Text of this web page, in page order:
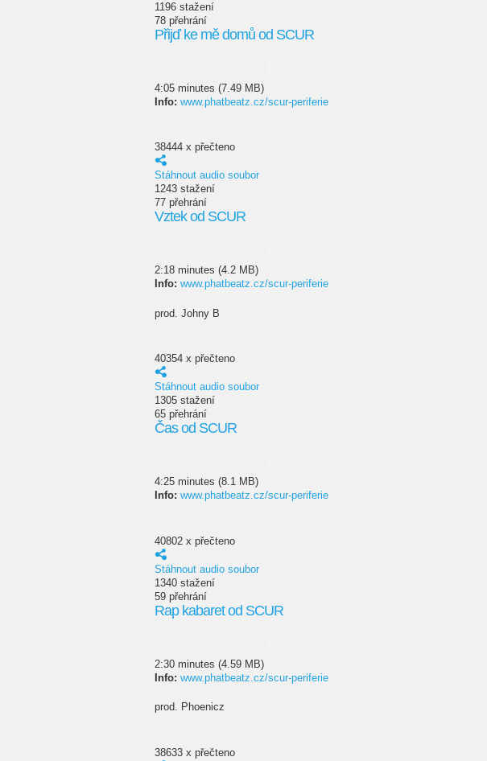
1196 stažení
78 přehrání
Přijď ke mě domů od SCUR
4:05 minutes (7.49 MB)
Info: www.phatbeatz.cz/scur-periferie
38444 x přečteno
Stáhnout audio soubor
1243 stažení
77 přehrání
Vztek od SCUR
2:18 minutes (4.2 MB)
Info: www.phatbeatz.cz/scur-periferie
prod. Johny B
40354 x přečteno
Stáhnout audio soubor
1305 stažení
65 přehrání
Čas od SCUR
4:25 minutes (8.1 MB)
Info: www.phatbeatz.cz/scur-periferie
40802 x přečteno
Stáhnout audio soubor
1340 stažení
59 přehrání
Rap kabaret od SCUR
2:30 minutes (4.59 MB)
Info: www.phatbeatz.cz/scur-periferie
prod. Phoenicz
38633 x přečteno